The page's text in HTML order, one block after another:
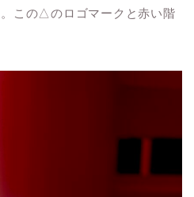
この△のロゴマークと赤い階